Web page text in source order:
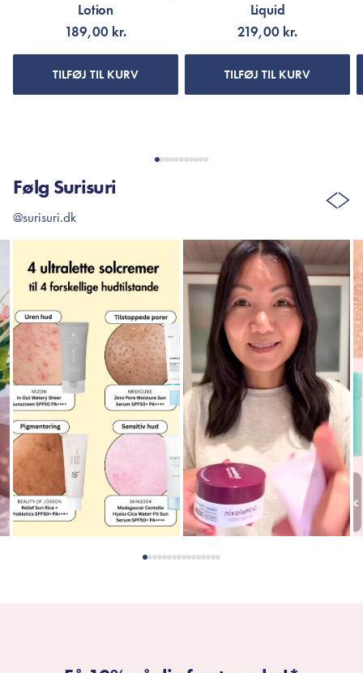
Lotion
189,00 kr.
TILFØJ TIL KURV
Liquid
219,00 kr.
TILFØJ TIL KURV
Følg Surisuri
@surisuri.dk